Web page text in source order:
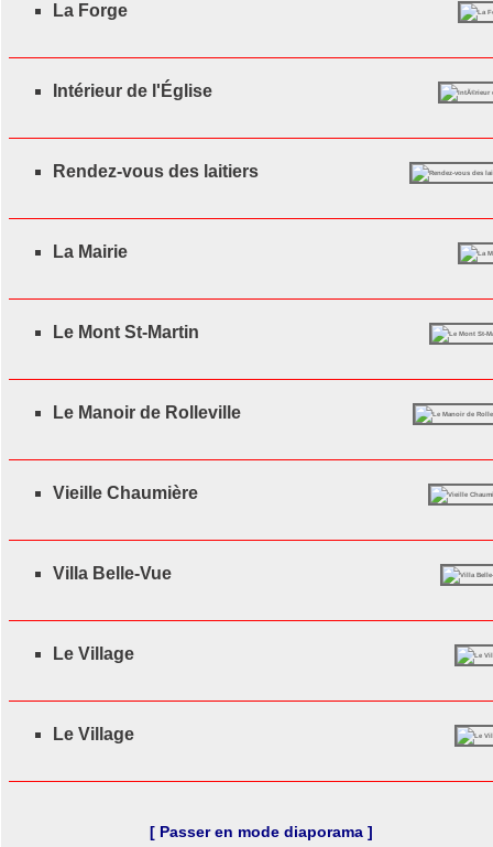
La Forge
Intérieur de l'Église
Rendez-vous des laitiers
La Mairie
Le Mont St-Martin
Le Manoir de Rolleville
Vieille Chaumière
Villa Belle-Vue
Le Village
Le Village
[ Passer en mode diaporama ]